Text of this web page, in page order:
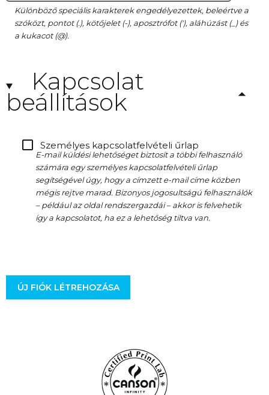
Különböző speciális karakterek engedélyezettek, beleértve a
szóközt, pontot (.), kötőjelet (-), aposztrófot ('), aláhúzást (_) és
a kukacot (@).
Elrejtés
Kapcsolat
beállítások
Személyes kapcsolatfelvételi űrlap
E-mail küldési lehetőséget biztosít a többi felhasználó
számára egy személyes kapcsolatfelvételi űrlap
segítségével úgy, hogy a címzett e-mail címe közben
mégis rejtve marad. Bizonyos jogosultságú felhasználók
– például az oldal rendszergazdái – akkor is felvehetik
így a kapcsolatot, ha ez a lehetőség tiltva van.